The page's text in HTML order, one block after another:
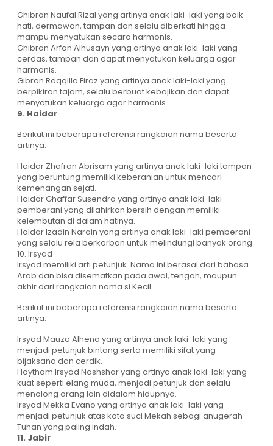
Ghibran Naufal Rizal yang artinya anak laki-laki yang baik
hati, dermawan, tampan dan selalu diberkati hingga
mampu menyatukan secara harmonis.
Ghibran Arfan Alhusayn yang artinya anak laki-laki yang
cerdas, tampan dan dapat menyatukan keluarga agar
harmonis.
Gibran Raqqilla Firaz yang artinya anak laki-laki yang
berpikiran tajam, selalu berbuat kebajikan dan dapat
menyatukan keluarga agar harmonis.
9. Haidar
Berikut ini beberapa referensi rangkaian nama beserta
artinya:
Haidar Zhafran Abrisam yang artinya anak laki-laki tampan
yang beruntung memiliki keberanian untuk mencari
kemenangan sejati.
Haidar Ghaffar Susendra yang artinya anak laki-laki
pemberani yang dilahirkan bersih dengan memiliki
kelembutan di dalam hatinya.
Haidar Izadin Narain yang artinya anak laki-laki pemberani
yang selalu rela berkorban untuk melindungi banyak orang.
10. Irsyad
Irsyad memiliki arti petunjuk. Nama ini berasal dari bahasa
Arab dan bisa disematkan pada awal, tengah, maupun
akhir dari rangkaian nama si Kecil.
Berikut ini beberapa referensi rangkaian nama beserta
artinya:
Irsyad Mauza Alhena yang artinya anak laki-laki yang
menjadi petunjuk bintang serta memiliki sifat yang
bijaksana dan cerdik.
Haytham Irsyad Nashshar yang artinya anak laki-laki yang
kuat seperti elang muda, menjadi petunjuk dan selalu
menolong orang lain didalam hidupnya.
Irsyad Mekka Evano yang artinya anak laki-laki yang
menjadi petunjuk atas kota suci Mekah sebagi anugerah
Tuhan yang paling indah.
11. Jabir